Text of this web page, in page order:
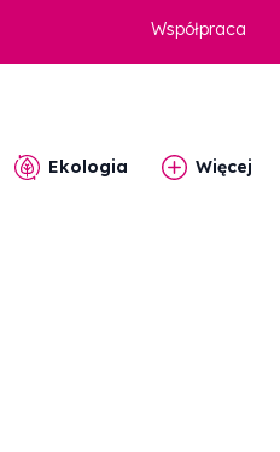
Współpraca
Ekologia Więcej